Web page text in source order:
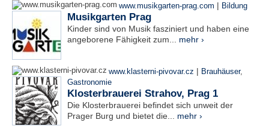
www.musikgarten-prag.com | Bildung
Musikgarten Prag
Kinder sind von Musik fasziniert und haben eine
angeborene Fähigkeit zum... mehr ›
www.klasterni-pivovar.cz | Brauhäuser,
Gastronomie
Klosterbrauerei Strahov, Prag 1
Die Klosterbrauerei befindet sich unweit der
Prager Burg und bietet die... mehr ›